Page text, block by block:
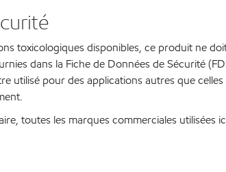
toxicologiques disponibles, ce produit ne
dans la Fiche de Données de Sécurité
utilisé pour des applications autres que
toutes les marques commerciales utilisées